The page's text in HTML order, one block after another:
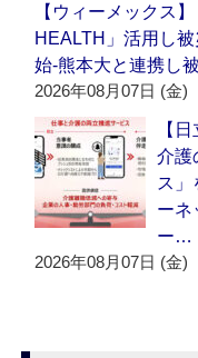
【ウィーメックス
HEALTH」活用し
始‐熊本大と連携し
2026年08月07日 (金)
【
介護
ス」
ーネ
ー…
2026年08月07日 (金)